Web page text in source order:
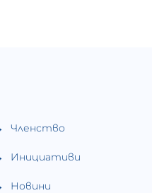
Членство
Инициативи
Новини